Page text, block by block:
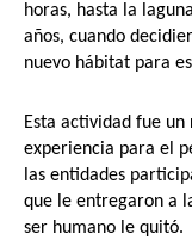
horas, hasta la
años, cuando
nuevo hábitat para
Esta actividad fue
experiencia para el
las entidades
que le entregaron a
ser humano le quitó.